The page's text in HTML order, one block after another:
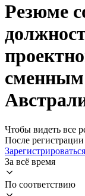
Резюме
Чтобы видеть все
После
Зарегистрироваться
За всё время
По соответствию